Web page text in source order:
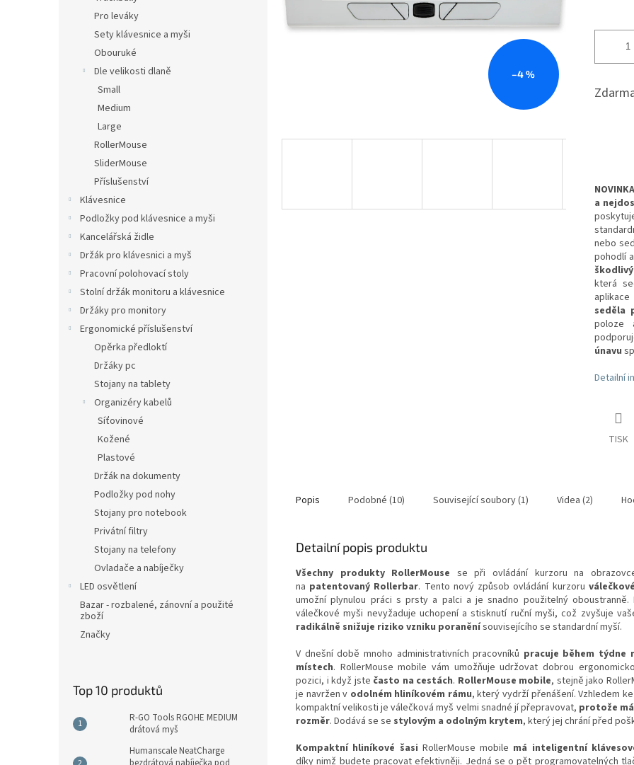
Pro leváky
Sety klávesnice a myši
Obouruké
Dle velikosti dlaně
Small
Medium
Large
RollerMouse
SliderMouse
Příslušenství
Klávesnice
Podložky pod klávesnice a myši
Kancelářská židle
Držák pro klávesnici a myš
Pracovní polohovací stoly
Stolní držák monitoru a klávesnice
Držáky pro monitory
Ergonomické příslušenství
Opěrka předloktí
Držáky pc
Stojany na tablety
Organizéry kabelů
Síťovinové
Kožené
Plastové
Držák na dokumenty
Podložky pod nohy
Stojany pro notebook
Privátní filtry
Stojany na telefony
Ovladače a nabíječky
LED osvětlení
Bazar - rozbalené, zánovní a použité
zboží
Značky
Top 10 produktů
R-GO Tools RGOHE MEDIUM
drátová myš
Humanscale NeatCharge
–4 %
a
nebo
pohodlí
která
seděla
poloze
únavu
Detailní
TISK
Popis Podobné (10) Související soubory (1) Videa (2)
Detailní popis produktu
Všechny produkty RollerMouse se při ovládání kurzoru na
na patentovaný Rollerbar. Tento nový způsob ovládání kurzoru
umožní plynulou práci s prsty a palci a je snadno použitelný oboustranně.
válečkové myši nevyžaduje uchopení a stisknutí ruční myši, což zvyšuje
radikálně snižuje riziko vzniku poraněnísouvisejícího se standardní myší.
V dnešní době mnoho administrativních pracovníků pracuje během týdne
místech. RollerMouse mobile vám umožňuje udržovat dobrou
pozici, i když jste často na cestách. RollerMouse mobile, stejně jako
je navržen v odolném hliníkovém rámu, který vydrží přenášení.Vzhledem
kompaktní velikosti je válečková myš velmi snadné jí přepravovat, protože
rozměr. Dodává se se stylovým a odolným krytem, ​​který jej chrání před
Kompaktní hliníkové šasi RollerMouse mobile má inteligentní
díky nimž budete pracovat efektivněji. Jedná se o pět programovatelných